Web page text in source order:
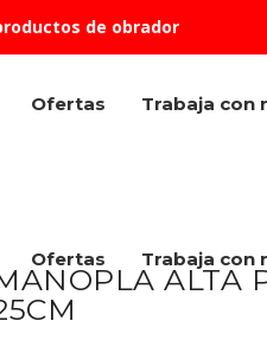
de obrador
Ofertas Trabaja con
Ofertas Trabaja con
ALTA